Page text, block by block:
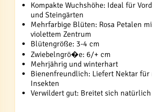
Kompakte Wuchshöhe: Ideal für
und Steingärten
Mehrfarbige Blüten: Rosa Petalen
violettem Zentrum
Blütengröße: 3-4 cm
Zwiebelngrö�e: 6/+ cm
Mehrjährig und winterhart
Bienenfreundlich: Liefert Nektar
Insekten
Verwildert gut: Breitet sich